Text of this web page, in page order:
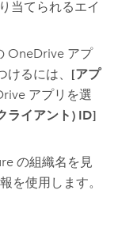
当てられるエイ
OneDrive アプ
けるには、 [アプ
アプリを選
ライアント) ID]
の組織名を見
を使用します。